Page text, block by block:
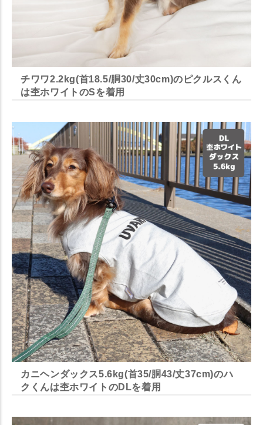
チワワ2.2kg(首18.5/胴30/丈30cm)のピクルスくん
は杢ホワイトのSを着用
カニヘンダックス5.6kg(首35/胴43/丈37cm)のハ
クくんは杢ホワイトのDLを着用